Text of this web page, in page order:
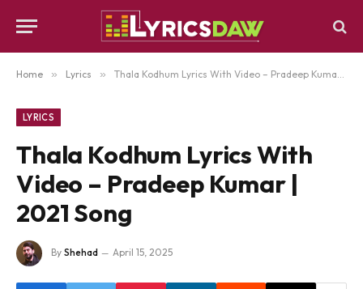
Home » Lyrics » Thala Kodhum Lyrics With Video – Pradeep Kumar | 2021 Song
LYRICS
Thala Kodhum Lyrics With
Video – Pradeep Kumar |
2021 Song
By Shehad April 15, 2025